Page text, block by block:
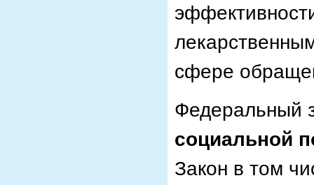
сфере
Федеральный
социальной
Закон в том